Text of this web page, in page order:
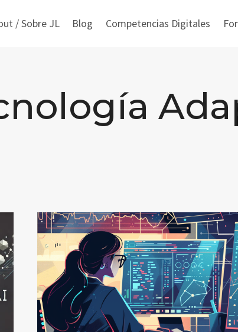
/ Sobre JL Blog Competencias Digitales